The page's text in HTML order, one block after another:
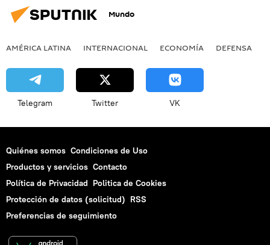
Mundo
AMÉRICA LATINA INTERNACIONAL ECONOMÍA DEFENSA
Telegram Twitter VK
Quiénes somos Condiciones de Uso
Productos y servicios Contacto
Política de Privacidad Politica de Cookies
Protección de datos (solicitud) RSS
Preferencias de seguimiento